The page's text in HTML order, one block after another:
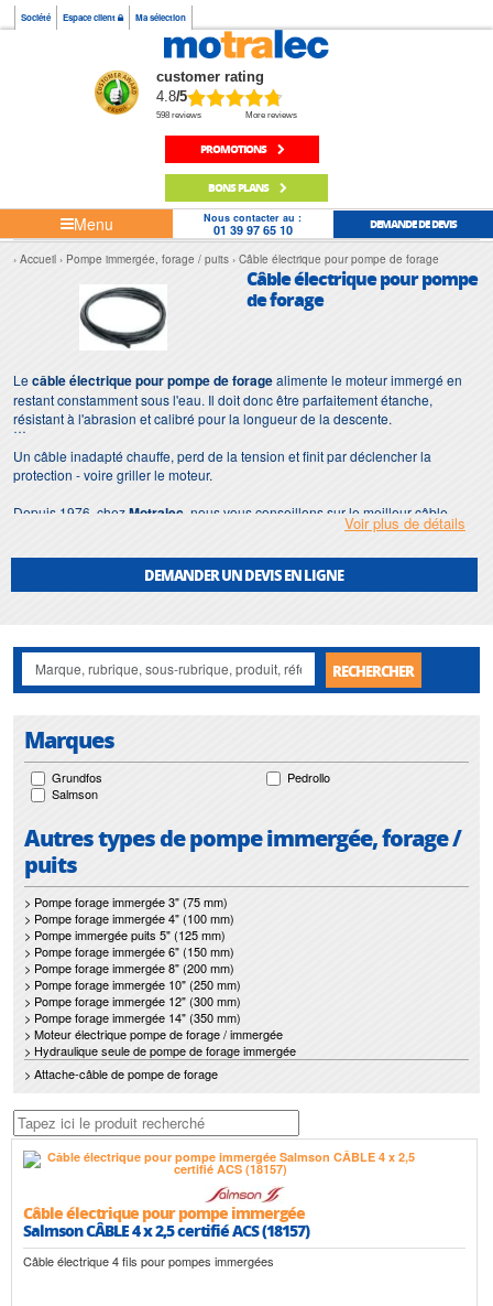
Société Espace client Ma sélection
customer rating
4.8/5
598 reviews More reviews
PROMOTIONS
BONS PLANS
Menu Nous contacter au :
01 39 97 65 10 DEMANDE DE DEVIS
Accueil Pompe immergée, forage / puits Câble électrique pour pompe de forage
Câble électrique pour pompe
de forage
Lecâble électrique pour pompe de foragealimente le moteur immergé en
restant constamment sous l'eau. Il doit donc être parfaitement étanche,
résistant à l'abrasion et calibré pour la longueur de la descente.
Un câble inadapté chauffe, perd de la tension et finit par déclencher la
protection - voire griller le moteur.
Depuis 1976, chezMotralec , nous vous conseillons sur le meilleur câble
électrique adapté à votre pompes immergée ou de forage.Voir plus de détails
DEMANDER UN DEVIS EN LIGNE
RECHERCHER
Marques
Grundfos
Pedrollo
Salmson
Autres types de pompe immergée, forage /
puits
> Pompe forage immergée 3" (75 mm)
> Pompe forage immergée 4" (100 mm)
> Pompe immergée puits 5" (125 mm)
> Pompe forage immergée 6" (150 mm)
> Pompe forage immergée 8" (200 mm)
> Pompe forage immergée 10" (250 mm)
> Pompe forage immergée 12" (300 mm)
> Pompe forage immergée 14" (350 mm)
> Moteur électrique pompe de forage / immergée
> Hydraulique seule de pompe de forage immergée
> Attache-câble de pompe de forage
Câble électrique pour pompe immergée
Salmson CÂBLE 4 x 2,5 certifié ACS (18157)
Câble électrique 4 fils pour pompes immergées